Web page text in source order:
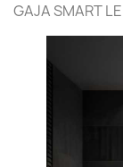
GAJA SMART